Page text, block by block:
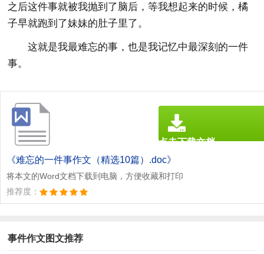
之后这件事就被我抛到了脑后，等我想起来的时候，橘
子早就跑到了妹妹的肚子里了。
这就是我最难忘的事，也是我记忆中最深刻的一件
事。
《难忘的一件事作文（精选10篇）.doc》
将本文的Word文档下载到电脑，方便收藏和打印
推荐度：
点击下载文档
文档为doc格式
事件作文图文推荐